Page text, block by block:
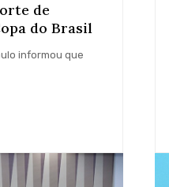
de
do Brasil
informou que